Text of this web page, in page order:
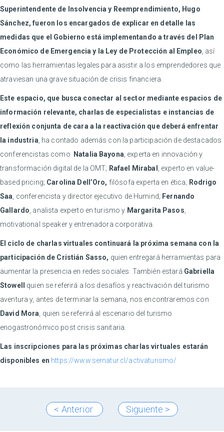
Superintendente de Insolvencia y Reemprendimiento, Hugo
Sánchez, fueron los encargados de explicar en detalle las
medidas que el Gobierno está implementando a través del Plan
Económico de Emergencia y la Ley de Protección al Empleo , así
como las herramientas legales para asistir a los emprendedores que
atraviesan una grave situación de crisis financiera.
Este espacio, que busca conectar al sector mediante espacios de
información relevante, charlas de especialistas e instancias de
reflexión conjunta de cara a la reactivación que deberá enfrentar
la industria , ha contado además con la participación de destacados
conferencistas como
Natalia Bayona , experta en innovación y
transformación digital de la OMT; Rafael Mirabal
, experto en value-
based pricing; Carolina Dell’Oro, filósofa experta en ética; Rodrigo
Saa , conferencista y director ejecutivo de Humind; Fernando
Gallardo , analista experto en turismo y Margarita Pasos
motivational speaker y entrenadora corporativa.
El ciclo de charlas virtuales continuará la próxima semana con la
participación de Cristián Sasso, quien entregará herramientas para
aumentar la presencia en redes sociales. También estará Gabriella
Stowell
quien se referirá a los desafíos y reactivación del turismo
aventura y, antes de terminar la semana, nos encontraremos con
David Mora , quien se referirá al escenario del turismo
enogastronómico post crisis sanitaria.
Las inscripciones para las próximas charlas virtuales estarán
disponibles en https://www.sernatur.cl/activaturismo/
< Anterior Siguiente >